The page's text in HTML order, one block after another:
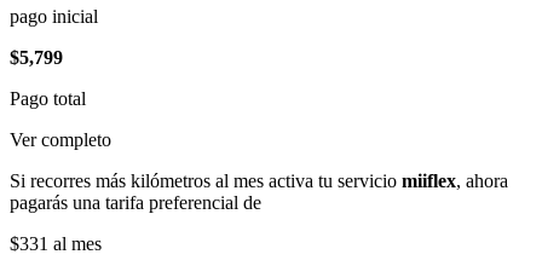
pago inicial
$5,799
Pago total
Ver completo
Si recorres más kilómetros al mes activa tu servicio miiflex, ahora
pagarás una tarifa preferencial de
$331 al mes